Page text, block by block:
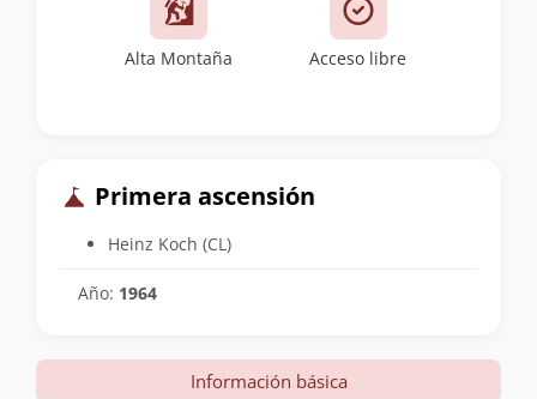
Alta Montaña Acceso libre
Primera ascensión
Heinz Koch (CL)
Año: 1964
Información básica